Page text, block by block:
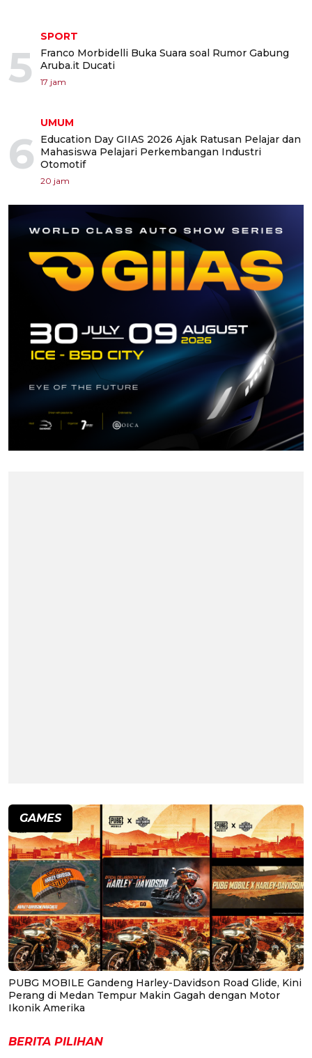
5
SPORT
Franco Morbidelli Buka Suara soal Rumor Gabung
Aruba.it Ducati
17 jam
6
UMUM
Education Day GIIAS 2026 Ajak Ratusan Pelajar dan
Mahasiswa Pelajari Perkembangan Industri
Otomotif
20 jam
GAMES
PUBG MOBILE Gandeng Harley-Davidson Road Glide, Kini
Perang di Medan Tempur Makin Gagah dengan Motor
Ikonik Amerika
BERITA PILIHAN